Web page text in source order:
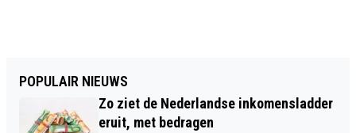
POPULAIR NIEUWS
Zo ziet de Nederlandse inkomensladder
eruit, met bedragen